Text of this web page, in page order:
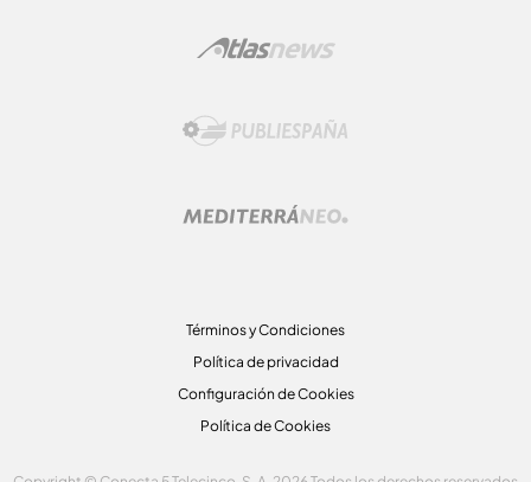
Términos y Condiciones
Política de privacidad
Configuración de Cookies
Política de Cookies